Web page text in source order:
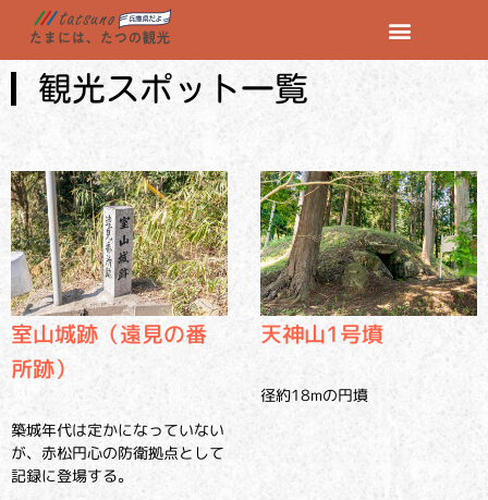
観光スポット一覧
室山城跡（遠見の番
所跡）
築城年代は定かになっていない
が、赤松円心の防衛拠点として
記録に登場する。
天神山1号墳
径約18mの円墳